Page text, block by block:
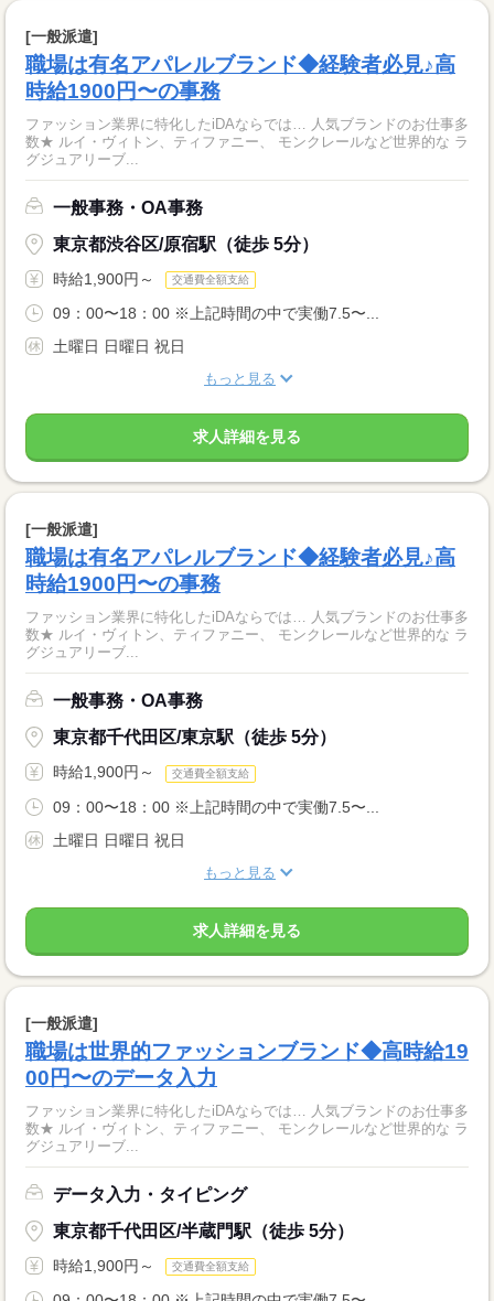
[一般派遣]
職場は有名アパレルブランド◆経験者必見♪高
時給1900円〜の事務
ファッション業界に特化したiDAならでは… 人気ブランドのお仕事多
数★ ルイ・ヴィトン、ティファニー、 モンクレールなど世界的な ラ
グジュアリーブ...
一般事務・OA事務
東京都渋谷区/原宿駅（徒歩 5分）
時給1,900円～ 交通費全額支給
09：00〜18：00 ※上記時間の中で実働7.5〜...
土曜日 日曜日 祝日
もっと見る
求人詳細を見る
[一般派遣]
職場は有名アパレルブランド◆経験者必見♪高
時給1900円〜の事務
ファッション業界に特化したiDAならでは… 人気ブランドのお仕事多
数★ ルイ・ヴィトン、ティファニー、 モンクレールなど世界的な ラ
グジュアリーブ...
一般事務・OA事務
東京都千代田区/東京駅（徒歩 5分）
時給1,900円～ 交通費全額支給
09：00〜18：00 ※上記時間の中で実働7.5〜...
土曜日 日曜日 祝日
もっと見る
求人詳細を見る
[一般派遣]
職場は世界的ファッションブランド◆高時給19
00円〜のデータ入力
ファッション業界に特化したiDAならでは… 人気ブランドのお仕事多
数★ ルイ・ヴィトン、ティファニー、 モンクレールなど世界的な ラ
グジュアリーブ...
データ入力・タイピング
東京都千代田区/半蔵門駅（徒歩 5分）
時給1,900円～ 交通費全額支給